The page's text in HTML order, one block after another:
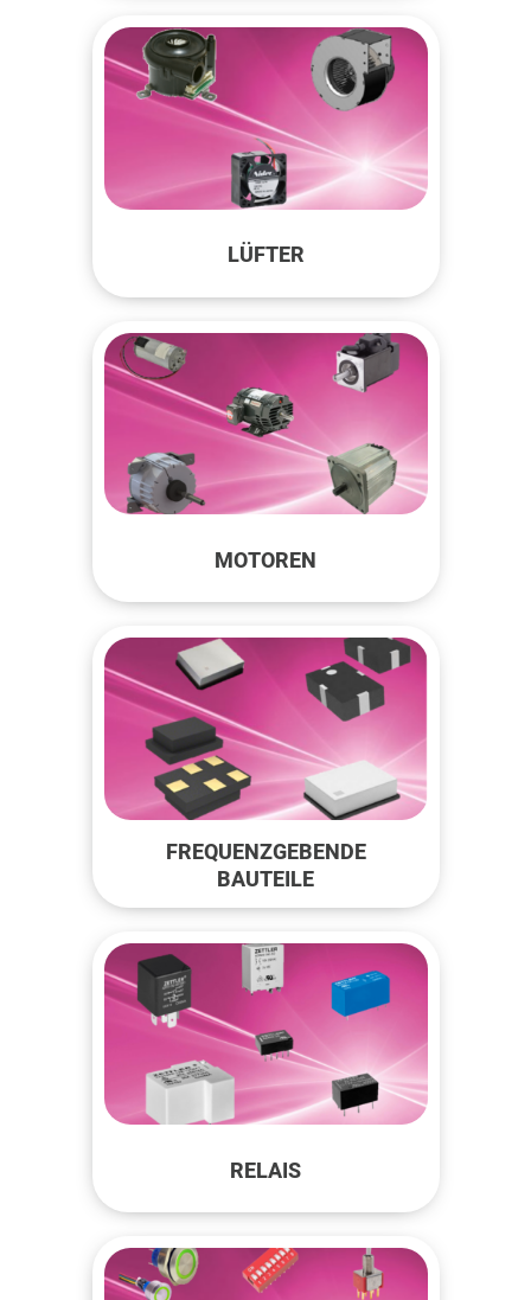
LÜFTER
MOTOREN
FREQUENZGEBENDE
BAUTEILE
RELAIS